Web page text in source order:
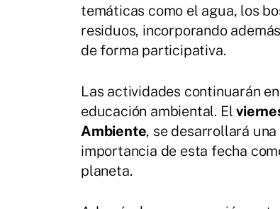
temáticas como el agua, los
residuos, incorporando
de forma participativa.
Las actividades continuarán
educación ambiental. El
Ambiente, se desarrollará una
importancia de esta fecha
planeta.